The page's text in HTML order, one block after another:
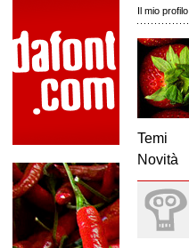
Il mio profilo
Temi
Novità